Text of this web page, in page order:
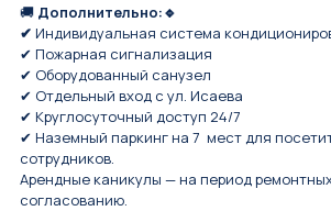
🚚 Дополнительно:🔹
✔ Индивидуальная система
✔ Пожарная сигнализация
✔ Оборудованный санузел
✔ Отдельный вход с ул. Исаева
✔ Круглосуточный доступ 24/7
✔ Наземный паркинг на 7 мест для
сотрудников.
Арендные каникулы — на период
согласованию.